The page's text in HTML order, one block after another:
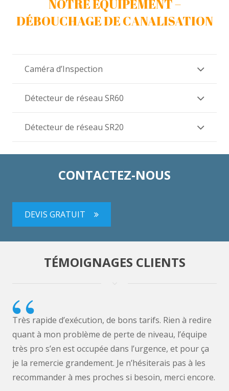
NOTRE ÉQUIPEMENT –
DÉBOUCHAGE DE CANALISATION
Caméra d’Inspection
Détecteur de réseau SR60
Détecteur de réseau SR20
CONTACTEZ-NOUS
DEVIS GRATUIT
TÉMOIGNAGES CLIENTS
Très rapide d’exécution, de bons tarifs. Rien à redire
quant à mon problème de perte de niveau, l’équipe
très pro s’en est occupée dans l’urgence, et pour ça
je la remercie grandement. Je n’hésiterais pas à les
recommander à mes proches si besoin, merci encore.